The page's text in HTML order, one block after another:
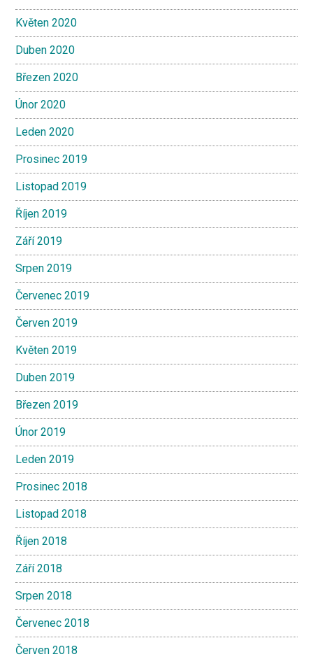
Květen 2020
Duben 2020
Březen 2020
Únor 2020
Leden 2020
Prosinec 2019
Listopad 2019
Říjen 2019
Září 2019
Srpen 2019
Červenec 2019
Červen 2019
Květen 2019
Duben 2019
Březen 2019
Únor 2019
Leden 2019
Prosinec 2018
Listopad 2018
Říjen 2018
Září 2018
Srpen 2018
Červenec 2018
Červen 2018